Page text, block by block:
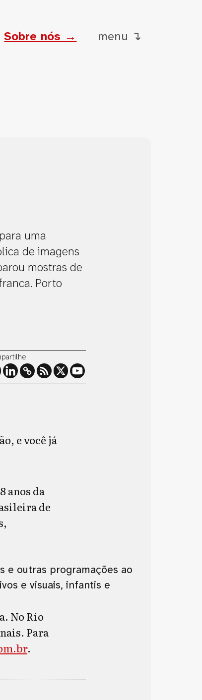
Sobre nós → menu ↴
uma
de imagens
mostras de
Porto
e você já
anos da
de
e outras programações ao
e visuais, infantis e
No Rio
Para
.